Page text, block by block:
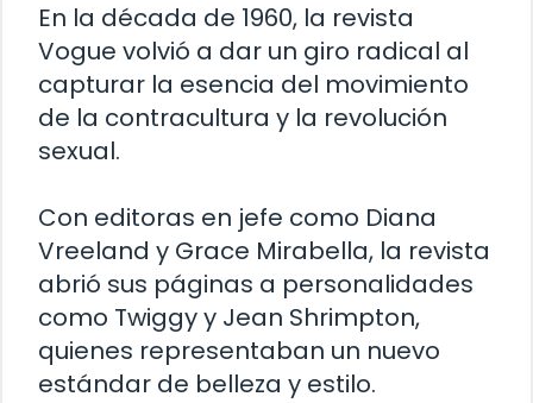
En la década de 1960, la revista
Vogue volvió a dar un giro radical al
capturar la esencia del movimiento
de la contracultura y la revolución
sexual.
Con editoras en jefe como Diana
Vreeland y Grace Mirabella, la revista
abrió sus páginas a personalidades
como Twiggy y Jean Shrimpton,
quienes representaban un nuevo
estándar de belleza y estilo.